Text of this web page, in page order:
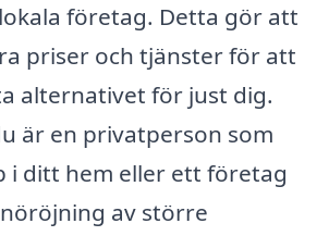
företag. Detta gör att
priser och tjänster för att
alternativet för just dig.
är en privatperson som
i ditt hem eller ett företag
av större